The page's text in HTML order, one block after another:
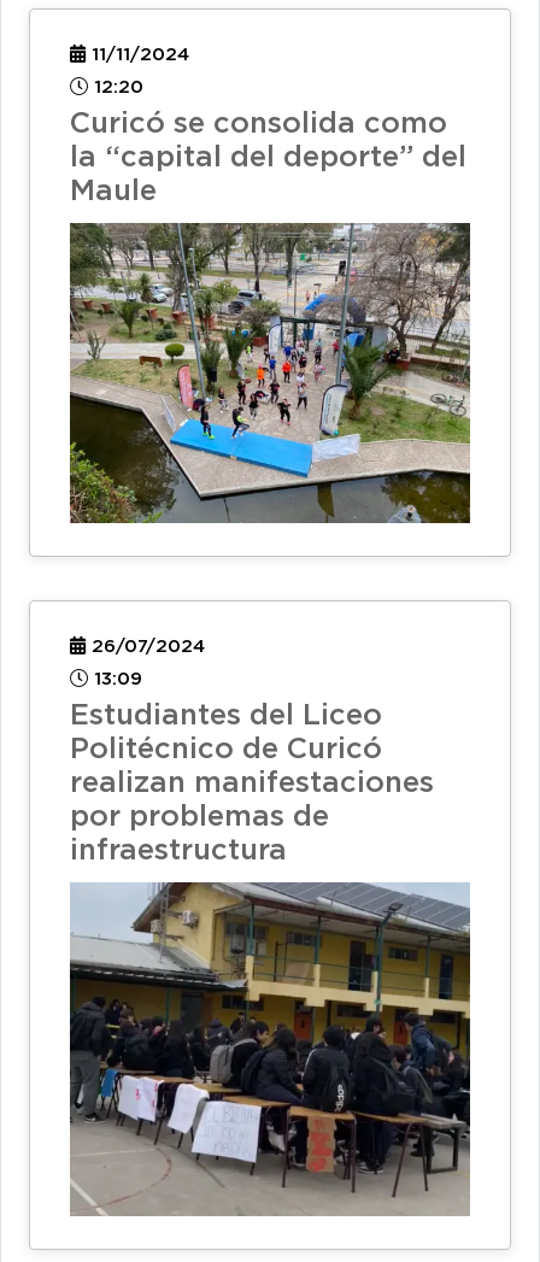
11/11/2024
12:20
Curicó se consolida como
la “capital del deporte” del
Maule
26/07/2024
13:09
Estudiantes del Liceo
Politécnico de Curicó
realizan manifestaciones
por problemas de
infraestructura